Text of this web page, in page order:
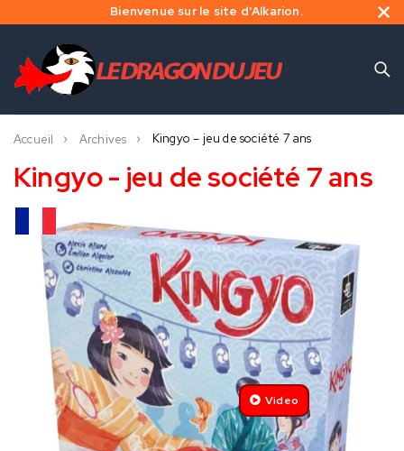
Bienvenue sur le site d'Alkarion.
Accueil Archives Kingyo – jeu de société 7 ans
Kingyo - jeu de société 7 ans
Video